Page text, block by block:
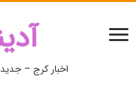
اخبار کرج –